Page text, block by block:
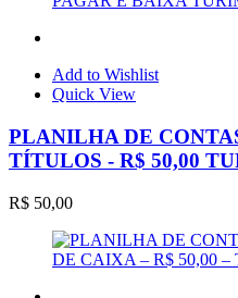
Add to Wishlist
Quick View
PLANILHA DE
TÍTULOS - R$ 50,00
R$ 50,00